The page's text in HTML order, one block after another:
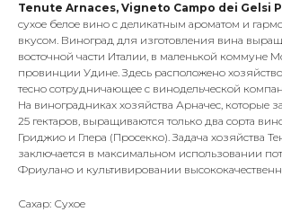
Tenute Arnaces, Vigneto Campo dei Gelsi
сухое белое вино с деликатным ароматом и
вкусом. Виноград для изготовления вина
восточной части Италии, в маленькой коммуне
провинции Удине. Здесь расположено
тесно сотрудничающее с винодельческой
На виноградниках хозяйства Арначес, которые
25 гектаров, выращиваются только два сорта
Гриджио и Глера (Просекко). Задача хозяйства
заключается в максимальном использовании
Фриулано и культивировании
Сахар: Сухое